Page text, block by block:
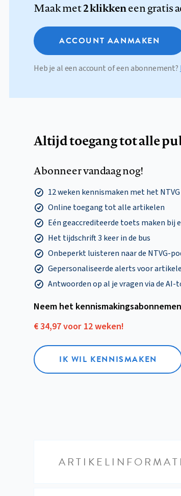
Maak met2 klikkeneen gratis
ACCOUNT AANMAKEN
Heb je al een account of een abonnement?
Altijd toegang tot alle
Abonneer vandaag nog!
12 weken kennismaken met het NTVG
Online toegang tot alle artikelen
Eén geaccrediteerde toets maken bij
Het tijdschrift 3 keer in de bus
Onbeperkt luisteren naar de NTVG-
Gepersonaliseerde alerts voor
Antwoorden op al je vragen via de AI-
Neem het
€ 34,97 voor 12 weken!
IK WIL KENNISMAKEN